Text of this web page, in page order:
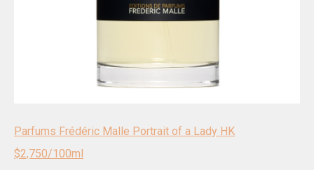
Parfums Frédéric Malle Portrait of a Lady HK
$2,750/100ml